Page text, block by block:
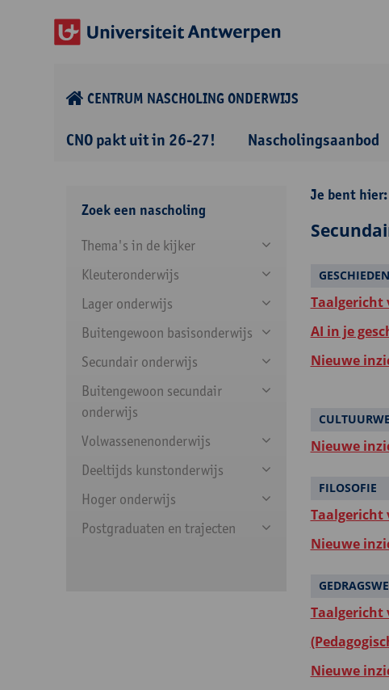
CENTRUM NASCHOLING ONDERWIJS
CNO pakt uit in 26-27! Nascholingsaanbod
Zoek een nascholing
Thema's in de kijker
Kleuteronderwijs
Lager onderwijs
Buitengewoon basisonderwijs
Secundair onderwijs
Buitengewoon secundair
onderwijs
Volwassenenonderwijs
Deeltijds kunstonderwijs
Hoger onderwijs
Postgraduaten en trajecten
Je bent hier:
AI in je
Nieuwe
Nieuwe
FILOSOFIE
Nieuwe
Nieuwe